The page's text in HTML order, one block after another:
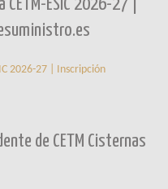
ESIC 2026-27 |
2026-27 | Inscripción
de CETM Cisternas